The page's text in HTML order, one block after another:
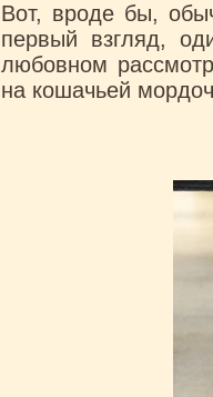
Вот, вроде бы,
первый взгляд,
любовном
на кошачьей